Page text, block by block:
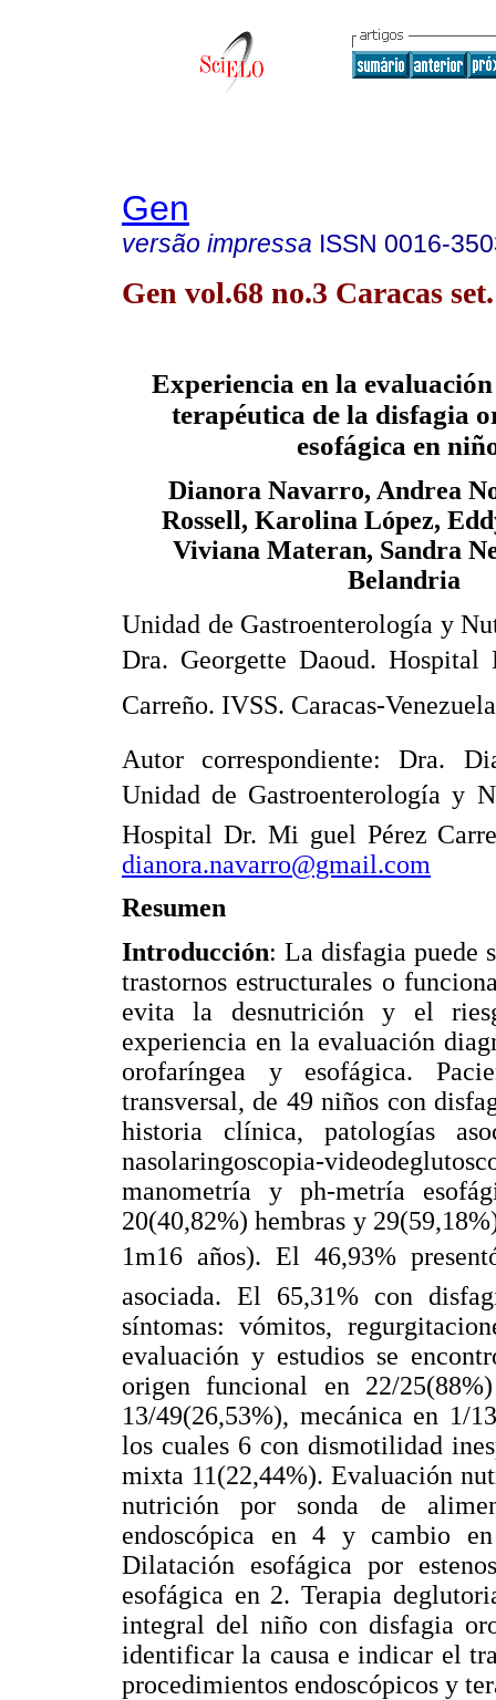
Gen
versão impressa ISSN 0016-
Gen vol.68 no.3 Caracas
Experiencia en la
terapéutica de la disfagia
esofágica en
Dianora Navarro, Andrea
Rossell, Karolina López,
Viviana Materan, Sandra
Belandria
Unidad de Gastroenterología y
Dra. Georgette Daoud.
Carreño. IVSS. Caracas-Venezuela
Autor correspondiente: Dra.
Unidad de Gastroenterología y
Hospital Dr. Mi guel Pérez
dianora.navarro@gmail.com
Resumen
Introducción: La disfagia puede
trastornos estructurales o
evita la desnutrición y el
experiencia en la evaluación
orofaríngea y esofágica.
transversal, de 49 niños con
historia clínica, patologías
nasolaringoscopia-
manometría y ph-metría
20(40,82%) hembras y
1m16 años). El 46,93%
asociada. El 65,31% con
síntomas: vómitos,
evaluación y estudios se
origen funcional en 22/
13/49(26,53%), mecánica en 1/
los cuales 6 con dismotilidad
mixta 11(22,44%). Evaluación
nutrición por sonda de
endoscópica en 4 y cambio
Dilatación esofágica por
esofágica en 2. Terapia
integral del niño con disfagia
identificar la causa e indicar el
procedimientos endoscópicos y